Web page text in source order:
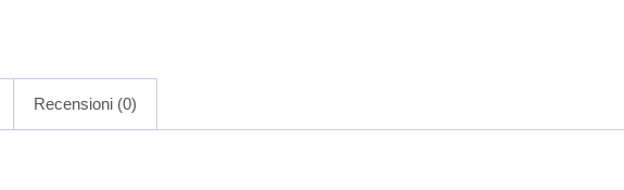
Recensioni (0)